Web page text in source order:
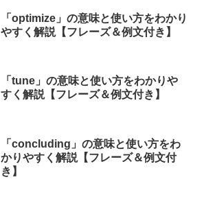
「optimize」の意味と使い方をわかり
やすく解説【フレーズ＆例文付き】
「tune」の意味と使い方をわかりや
すく解説【フレーズ＆例文付き】
「concluding」の意味と使い方をわ
かりやすく解説【フレーズ＆例文付
き】